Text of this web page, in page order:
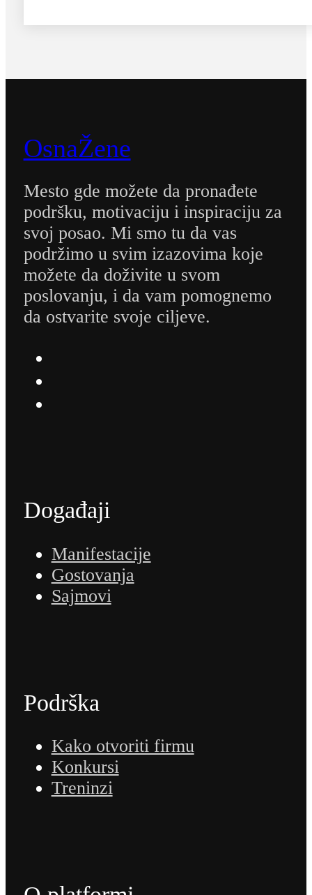
OsnaŽene
Mesto gde možete da pronađete
podršku, motivaciju i inspiraciju za
svoj posao. Mi smo tu da vas
podržimo u svim izazovima koje
možete da doživite u svom
poslovanju, i da vam pomognemo
da ostvarite svoje ciljeve.
Događaji
Manifestacije
Gostovanja
Sajmovi
Podrška
Kako otvoriti firmu
Konkursi
Treninzi